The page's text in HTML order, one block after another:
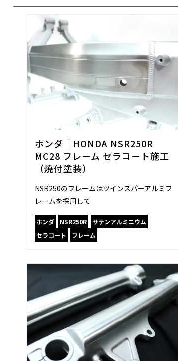
ホンダ｜HONDA NSR250R
MC28 フレーム セラコート施工
（焼付塗装）
NSR250のフレームはツインスパーアルミフ
レームを採用して
ホンダ NSR250R
サテンアルミニウム
セラコート
フレーム